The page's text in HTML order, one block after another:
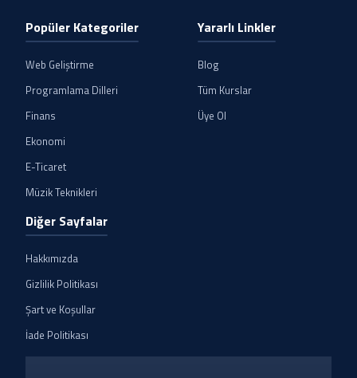
Popüler Kategoriler
Web Geliştirme
Programlama Dilleri
Finans
Ekonomi
E-Ticaret
Müzik Teknikleri
Yararlı Linkler
Blog
Tüm Kurslar
Üye Ol
Diğer Sayfalar
Hakkımızda
Gizlilik Politikası
Şart ve Koşullar
İade Politikası